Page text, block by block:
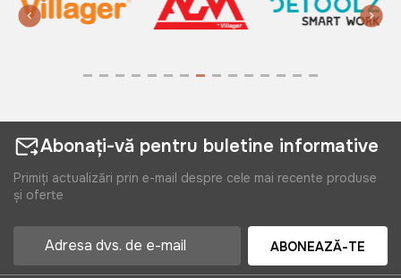
Baterie bucatarie Sandonna F7073
(negru)
1085 lei
Abonați-vă pentru buletine informative
Primiți actualizări prin e-mail despre cele mai recente produse
și oferte
ABONEAZĂ-TE